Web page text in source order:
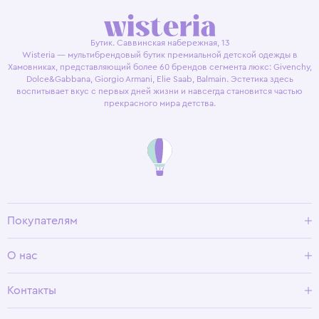
Бутик. Саввинская набережная, 13
Wisteria — мультибрендовый бутик премиальной детской одежды в
Хамовниках, представляющий более 60 брендов сегмента люкс: Givenchy,
Dolce&Gabbana, Giorgio Armani, Elie Saab, Balmain. Эстетика здесь
воспитывает вкус с первых дней жизни и навсегда становится частью
прекрасного мира детства.
Покупателям
Условия возврата
О нас
Программа лояльности
Контакты